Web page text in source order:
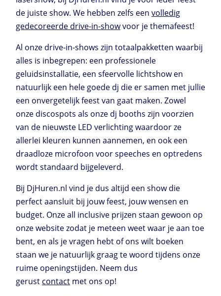
de juiste show. We hebben zelfs een volledig
gedecoreerde drive-in-showvoor je themafeest!
Al onze drive-in-shows zijn totaalpakketten waarbij
alles is inbegrepen: een professionele
geluidsinstallatie, een sfeervolle lichtshow en
natuurlijk een hele goede dj die er samen met jullie
een onvergetelijk feest van gaat maken. Zowel
onze discospots als onze dj booths zijn voorzien
van de nieuwste LED verlichting waardoor ze
allerlei kleuren kunnen aannemen, en ook een
draadloze microfoon voor speeches en optredens
wordt standaard bijgeleverd.
Bij DjHuren.nl vind je dus altijd een show die
perfect aansluit bij jouw feest, jouw wensen en
budget. Onze all inclusive prijzen staan gewoon op
onze website zodat je meteen weet waar je aan toe
bent, en als je vragen hebt of ons wilt boeken
staan we je natuurlijk graag te woord tijdens onze
ruime openingstijden. Neem dus
gerust contact met ons op!